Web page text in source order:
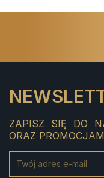
ZAPISZ SIĘ DO
ORAZ